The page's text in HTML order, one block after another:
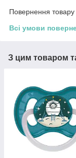
Повернення
Всі умови
З цим товаром